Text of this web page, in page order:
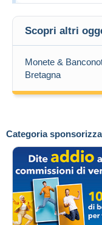
Categoria
Scopri altri
Monete &
Bretagna